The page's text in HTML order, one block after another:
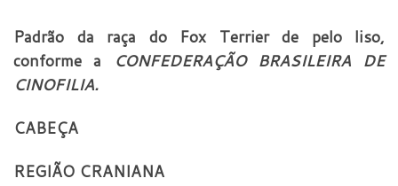
Padrão da raça do Fox Terrier de pelo liso,
conforme a
CONFEDERAÇÃO BRASILEIRA DE
CINOFILIA.
CABEÇA
REGIÃO CRANIANA